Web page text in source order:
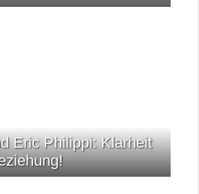
Eric Philippi: Klarheit